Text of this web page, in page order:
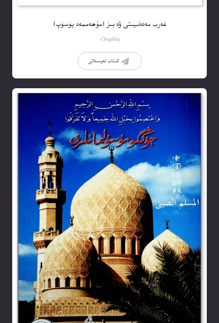
غەرب مەدەنىيىتى ۋە بىز (مۇھەممەد يۈسۈپ)
Choghluq
كىتاب تەپسىلاتى